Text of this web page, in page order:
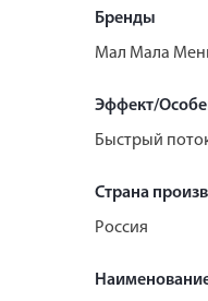
Бренды
Мал Мала
Эффект/
Быстрый
Страна
Россия